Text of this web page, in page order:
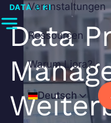
Veranstaltungen
Ressourcen
Warum Liora?
Deutsch
DATA & KI
Data